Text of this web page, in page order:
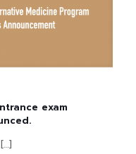
exam
[…]